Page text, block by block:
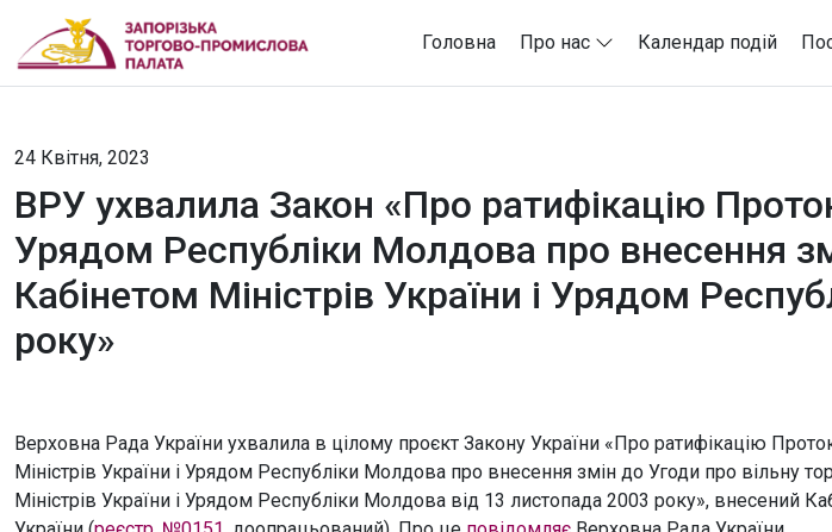
Головна Про нас Календар подій
24 Квітня, 2023
ВРУ ухвалила Закон «Про ратифікацію
Урядом Республіки Молдова про внесення
Кабінетом Міністрів України і Урядом
року»
Верховна Рада України ухвалила в цілому проєкт Закону України «Про ратифікацію
Міністрів України і Урядом Республіки Молдова про внесення змін до Угоди про вільну
Міністрів України і Урядом Республіки Молдова від 13 листопада 2003 року», внесений